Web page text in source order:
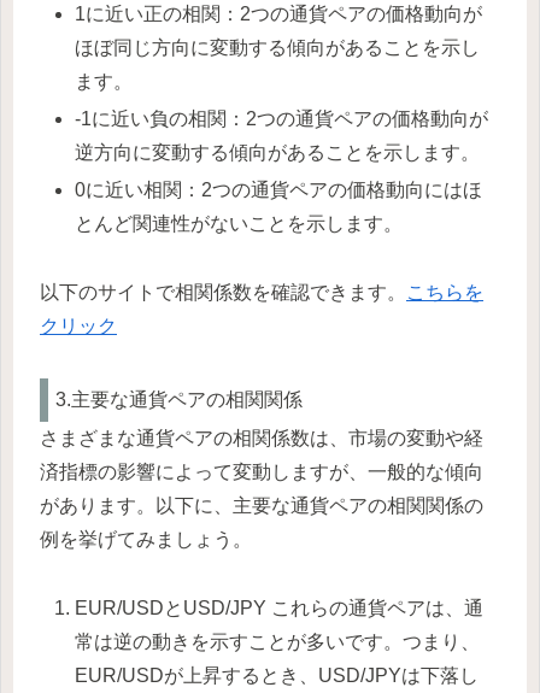
1に近い正の相関：2つの通貨ペアの価格動向が
ほぼ同じ方向に変動する傾向があることを示し
ます。
-1に近い負の相関：2つの通貨ペアの価格動向が
逆方向に変動する傾向があることを示します。
0に近い相関：2つの通貨ペアの価格動向にはほ
とんど関連性がないことを示します。
以下のサイトで相関係数を確認できます。
こちらを
クリック
3.主要な通貨ペアの相関関係
さまざまな通貨ペアの相関係数は、市場の変動や経
済指標の影響によって変動しますが、一般的な傾向
があります。以下に、主要な通貨ペアの相関関係の
例を挙げてみましょう。
EUR/USDとUSD/JPY これらの通貨ペアは、通
常は逆の動きを示すことが多いです。つまり、
EUR/USDが上昇するとき、USD/JPYは下落し